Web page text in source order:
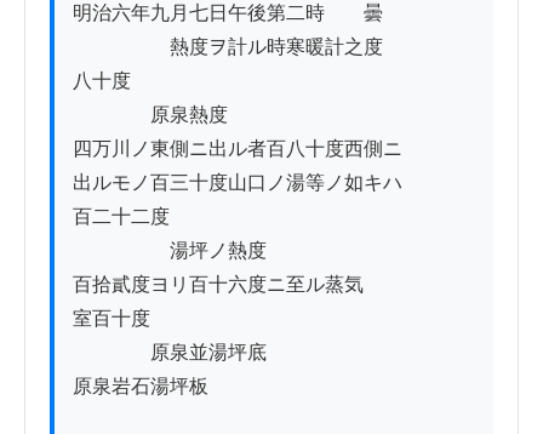
明治六年九月七日午後第二時　　曇
熱度ヲ計ル時寒暖計之度
八十度
原泉熱度
四万川ノ東側ニ出ル者百八十度西側ニ
出ルモノ百三十度山口ノ湯等ノ如キハ
百二十二度
湯坪ノ熱度
百拾貳度ヨリ百十六度ニ至ル蒸気
室百十度
原泉並湯坪底
原泉岩石湯坪板